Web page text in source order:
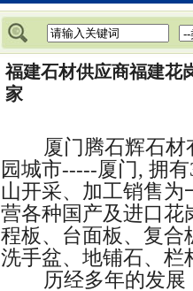
福建石材供应商福建花
家
厦门腾石辉石
园城市-----厦门, 拥有
山开采、加工销售为
营各种国产及进口花
程板、台面板、复合
洗手盆、地铺石、栏
历经多年的发